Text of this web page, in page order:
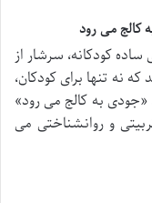
کالج می رود
کودکانه، سرشار از
نه تنها برای کودکان،
«جودی به کالج می رود»
و روانشناختی می